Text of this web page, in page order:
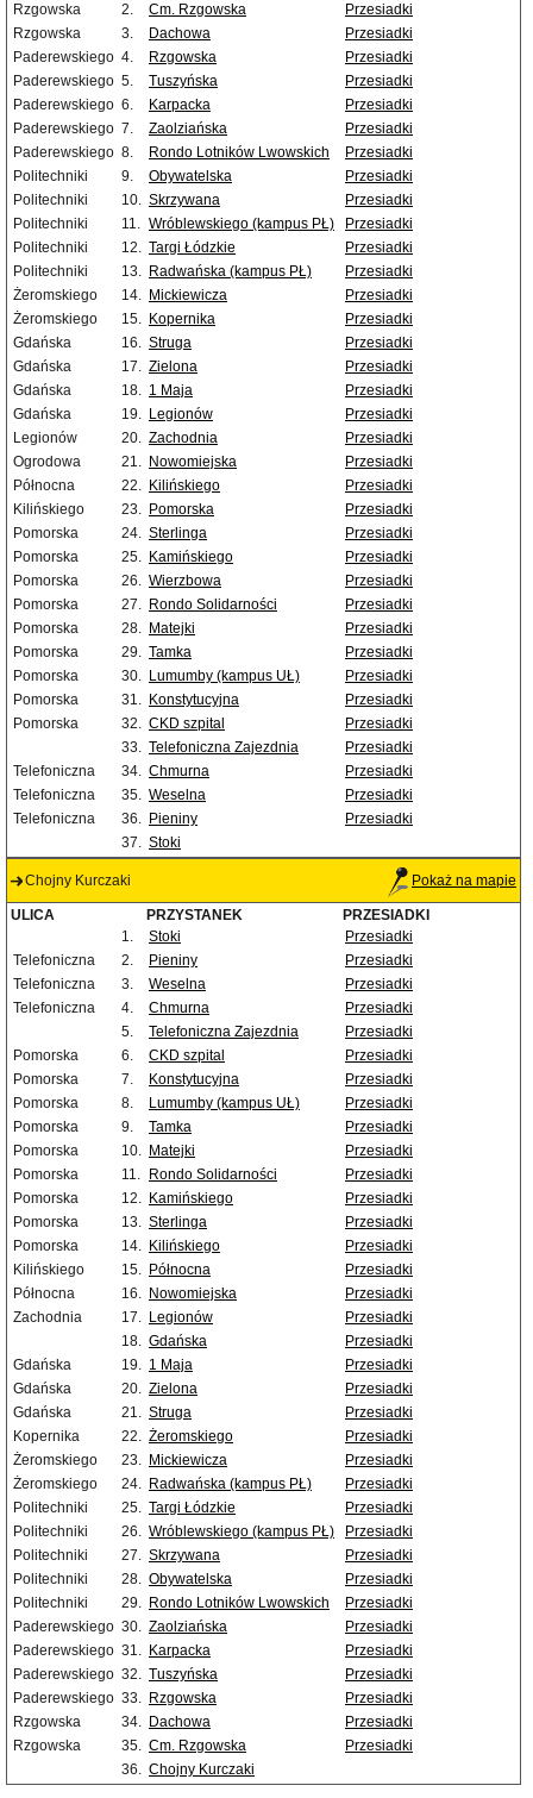
Rzgowska
2. Cm. Rzgowska
Przesiadki
Rzgowska
3. Dachowa
Przesiadki
Paderewskiego 4. Rzgowska
Przesiadki
Paderewskiego 5. Tuszyńska
Przesiadki
Paderewskiego 6. Karpacka
Przesiadki
Paderewskiego 7. Zaolziańska
Przesiadki
Paderewskiego 8. Rondo Lotników Lwowskich
Przesiadki
Politechniki
9. Obywatelska
Przesiadki
Politechniki
10. Skrzywana
Przesiadki
Politechniki
11. Wróblewskiego (kampus PŁ)
Przesiadki
Politechniki
12. Targi Łódzkie
Przesiadki
Politechniki
13. Radwańska (kampus PŁ)
Przesiadki
Żeromskiego
14. Mickiewicza
Przesiadki
Żeromskiego
15. Kopernika
Przesiadki
Gdańska
16. Struga
Przesiadki
Gdańska
17. Zielona
Przesiadki
Gdańska
18. 1 Maja
Przesiadki
Gdańska
19. Legionów
Przesiadki
Legionów
20. Zachodnia
Przesiadki
Ogrodowa
21. Nowomiejska
Przesiadki
Północna
22. Kilińskiego
Przesiadki
Kilińskiego
23. Pomorska
Przesiadki
Pomorska
24. Sterlinga
Przesiadki
Pomorska
25. Kamińskiego
Przesiadki
Pomorska
26. Wierzbowa
Przesiadki
Pomorska
27. Rondo Solidarności
Przesiadki
Pomorska
28. Matejki
Przesiadki
Pomorska
29. Tamka
Przesiadki
Pomorska
30. Lumumby (kampus UŁ)
Przesiadki
Pomorska
31. Konstytucyjna
Przesiadki
Pomorska
32. CKD szpital
Przesiadki
33. Telefoniczna Zajezdnia
Przesiadki
Telefoniczna
34. Chmurna
Przesiadki
Telefoniczna
35. Weselna
Przesiadki
Telefoniczna
36. Pieniny
Przesiadki
37. Stoki
Chojny Kurczaki Pokaż na mapie
ULICA PRZYSTANEK
PRZESIADKI
1.
Stoki
Przesiadki
Telefoniczna
2. Pieniny
Przesiadki
Telefoniczna
3. Weselna
Przesiadki
Telefoniczna
4. Chmurna
Przesiadki
5.
Telefoniczna Zajezdnia
Przesiadki
Pomorska
6. CKD szpital
Przesiadki
Pomorska
7. Konstytucyjna
Przesiadki
Pomorska
8. Lumumby (kampus UŁ)
Przesiadki
Pomorska
9. Tamka
Przesiadki
Pomorska
10. Matejki
Przesiadki
Pomorska
11. Rondo Solidarności
Przesiadki
Pomorska
12. Kamińskiego
Przesiadki
Pomorska
13. Sterlinga
Przesiadki
Pomorska
14. Kilińskiego
Przesiadki
Kilińskiego
15. Północna
Przesiadki
Północna
16. Nowomiejska
Przesiadki
Zachodnia
17. Legionów
Przesiadki
18. Gdańska
Przesiadki
Gdańska
19. 1 Maja
Przesiadki
Gdańska
20. Zielona
Przesiadki
Gdańska
21. Struga
Przesiadki
Kopernika
22. Żeromskiego
Przesiadki
Żeromskiego
23. Mickiewicza
Przesiadki
Żeromskiego
24. Radwańska (kampus PŁ)
Przesiadki
Politechniki
25. Targi Łódzkie
Przesiadki
Politechniki
26. Wróblewskiego (kampus PŁ)
Przesiadki
Politechniki
27. Skrzywana
Przesiadki
Politechniki
28. Obywatelska
Przesiadki
Politechniki
29. Rondo Lotników Lwowskich
Przesiadki
Paderewskiego 30. Zaolziańska
Przesiadki
Paderewskiego 31. Karpacka
Przesiadki
Paderewskiego 32. Tuszyńska
Przesiadki
Paderewskiego 33. Rzgowska
Przesiadki
Rzgowska
34. Dachowa
Przesiadki
Rzgowska
35. Cm. Rzgowska
Przesiadki
36. Chojny Kurczaki